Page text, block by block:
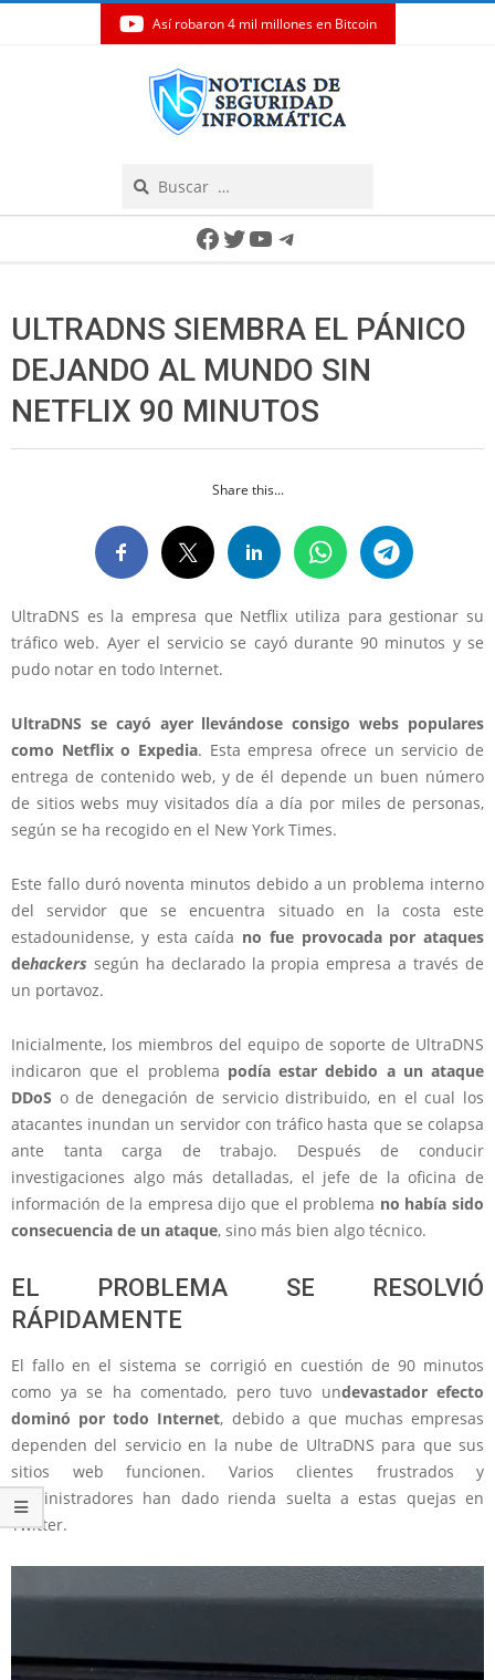
Así robaron 4 mil millones en Bitcoin
Facebook
Twitter
YouTube
Telegram
ULTRADNS SIEMBRA EL PÁNICO
DEJANDO AL MUNDO SIN
NETFLIX 90 MINUTOS
Share this...
UltraDNS es la empresa que Netflix utiliza para gestionar su
tráfico web. Ayer el servicio se cayó durante 90 minutos y se
pudo notar en todo Internet.
UltraDNS se cayó ayer llevándose consigo webs populares
como Netflix o Expedia. Esta empresa ofrece un servicio de
entrega de contenido web, y de él depende un buen número
de sitios webs muy visitados día a día por miles de personas,
según se ha recogido en el New York Times.
Este fallo duró noventa minutos debido a un problema interno
del servidor que se encuentra situado en la costa este
estadounidense, y esta caída no fue provocada por ataques
dehackers según ha declarado la propia empresa a través de
un portavoz.
Inicialmente, los miembros del equipo de soporte de UltraDNS
indicaron que el problema podía estar debido a un ataque
DDoS o de denegación de servicio distribuido, en el cual los
atacantes inundan un servidor con tráfico hasta que se colapsa
ante tanta carga de trabajo. Después de conducir
investigaciones algo más detalladas, el jefe de la oficina de
información de la empresa dijo que el problema no había sido
consecuencia de un ataque, sino más bien algo técnico.
EL PROBLEMA SE RESOLVIÓ
RÁPIDAMENTE
El fallo en el sistema se corrigió en cuestión de 90 minutos
como ya se ha comentado, pero tuvo undevastador efecto
dominó por todo Internet, debido a que muchas empresas
dependen del servicio en la nube de UltraDNS para que sus
sitios web funcionen. Varios clientes frustrados y
administradores han dado rienda suelta a estas quejas en
Twitter.